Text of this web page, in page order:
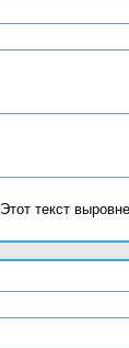
Этот текст